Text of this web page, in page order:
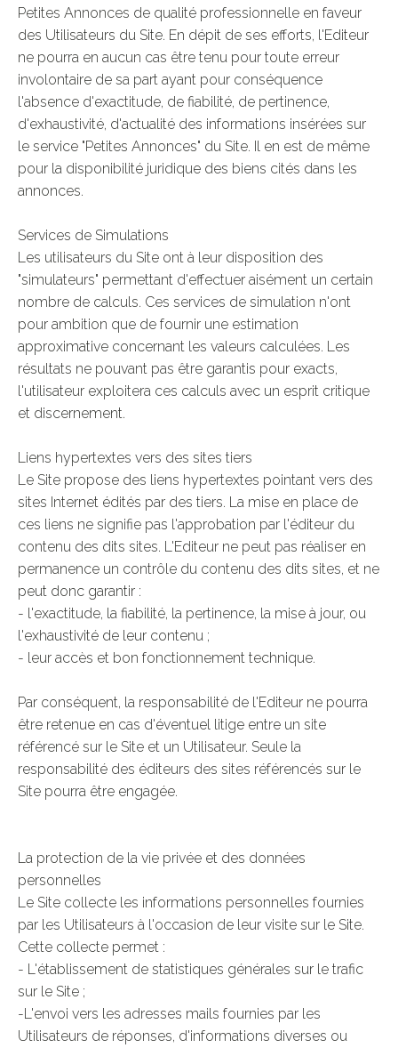
Petites Annonces de qualité professionnelle en faveur
des Utilisateurs du Site. En dépit de ses efforts, l'Editeur
ne pourra en aucun cas être tenu pour toute erreur
involontaire de sa part ayant pour conséquence
l'absence d'exactitude, de fiabilité, de pertinence,
d'exhaustivité, d'actualité des informations insérées sur
le service "Petites Annonces" du Site. Il en est de même
pour la disponibilité juridique des biens cités dans les
annonces.
Services de Simulations
Les utilisateurs du Site ont à leur disposition des
"simulateurs" permettant d'effectuer aisément un certain
nombre de calculs. Ces services de simulation n'ont
pour ambition que de fournir une estimation
approximative concernant les valeurs calculées. Les
résultats ne pouvant pas être garantis pour exacts,
l'utilisateur exploitera ces calculs avec un esprit critique
et discernement.
Liens hypertextes vers des sites tiers
Le Site propose des liens hypertextes pointant vers des
sites Internet édités par des tiers. La mise en place de
ces liens ne signifie pas l'approbation par l'éditeur du
contenu des dits sites. L'Editeur ne peut pas réaliser en
permanence un contrôle du contenu des dits sites, et ne
peut donc garantir :
- l'exactitude, la fiabilité, la pertinence, la mise à jour, ou
l'exhaustivité de leur contenu ;
- leur accès et bon fonctionnement technique.
Par conséquent, la responsabilité de l'Editeur ne pourra
être retenue en cas d'éventuel litige entre un site
référencé sur le Site et un Utilisateur. Seule la
responsabilité des éditeurs des sites référencés sur le
Site pourra être engagée.
La protection de la vie privée et des données
personnelles
Le Site collecte les informations personnelles fournies
par les Utilisateurs à l'occasion de leur visite sur le Site.
Cette collecte permet :
- L'établissement de statistiques générales sur le trafic
sur le Site ;
-L'envoi vers les adresses mails fournies par les
Utilisateurs de réponses, d'informations diverses ou